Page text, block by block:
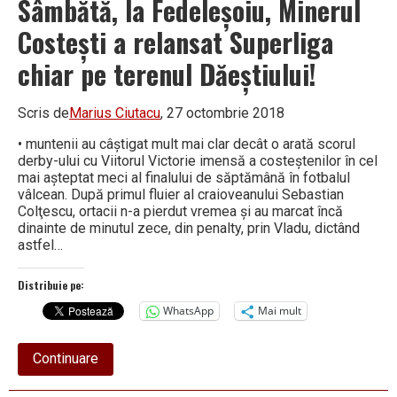
Sâmbătă, la Fedeleşoiu, Minerul
Costeşti a relansat Superliga
chiar pe terenul Dăeştiului!
Scris deMarius Ciutacu, 27 octombrie 2018
• muntenii au câştigat mult mai clar decât o arată scorul
derby-ului cu Viitorul Victorie imensă a costeştenilor în cel
mai aşteptat meci al finalului de săptămână în fotbalul
vâlcean. După primul fluier al craioveanului Sebastian
Colţescu, ortacii n-a pierdut vremea şi au marcat încă
dinainte de minutul zece, din penalty, prin Vladu, dictând
astfel…
Distribuie pe:
WhatsApp
Mai mult
Continuareabout
Sâmbătă,
la